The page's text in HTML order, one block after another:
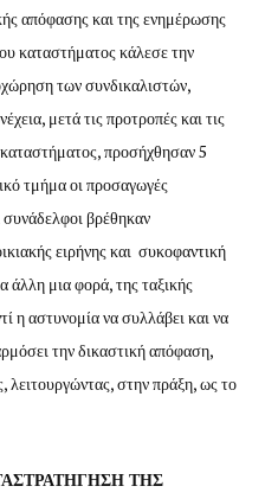
απόφασης και της ενημέρωσης
καταστήματος κάλεσε την
των συνδικαλιστών,
μετά τις προτροπές και τις
προσήχθησαν 5
τμήμα οι προσαγωγές
βρέθηκαν
ειρήνης και συκοφαντική
άλλη μια φορά, της ταξικής
η αστυνομία να συλλάβει και να
την δικαστική απόφαση,
λειτουργώντας, στην πράξη, ως το
ΤΗΣ